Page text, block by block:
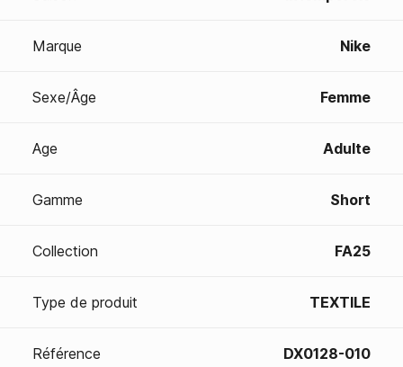
Marque Nike
Sexe/Âge Femme
Age Adulte
Gamme Short
Collection FA25
Type de produit TEXTILE
Référence DX0128-010